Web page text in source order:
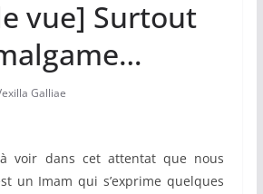
vue] Surtout
Galliae
à voir dans cet attentat que nous
un Imam qui s’exprime quelques